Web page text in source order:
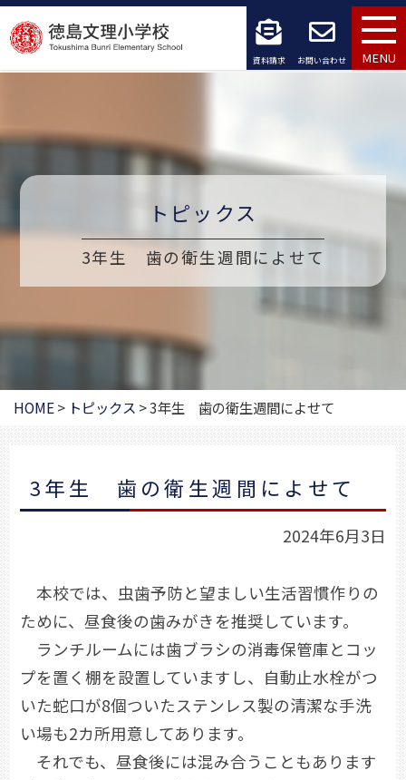
コ
ン
ス
プ
資料請求 お問い合わせ MENU
トピックス
3年生 歯の衛生週間によせて
HOME> トピックス >3年生 歯の衛生週間によせて
3年生 歯の衛生週間によせて
2024年6月3日
本校では、虫歯予防と望ましい生活習慣作りの
ために、昼食後の歯みがきを推奨しています。
ランチルームには歯ブラシの消毒保管庫とコッ
プを置く棚を設置していますし、自動止水栓がつ
いた蛇口が8個ついたステンレス製の清潔な手洗
い場も2カ所用意してあります。
それでも、昼食後には混み合うこともあります